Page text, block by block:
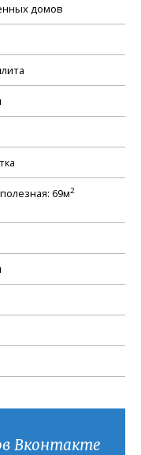
домов
полезная: 69м2
в нашем
комплекта КР
материалов
элементов
есть)
Вконтакте